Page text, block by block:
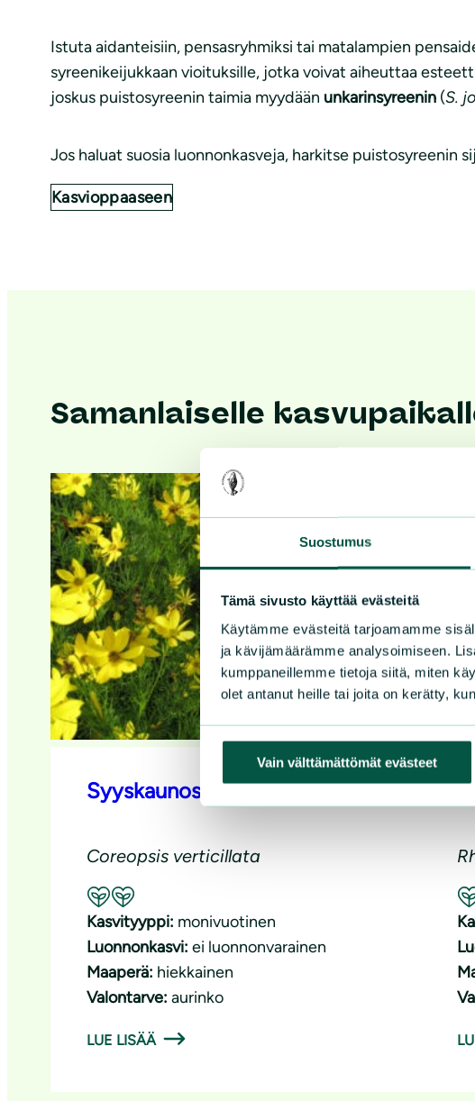
Suostumus
Tämä sivusto käyttää evästeitä
Käytämme evästeitä tarjoamamme
ja kävijämäärämme analysoimiseen.
kumppaneillemme tietoja siitä, miten
olet antanut heille tai joita on kerätty,
Vain välttämättömät evästeet
Istuta aidanteisiin, pensasryhmiksi tai matalampien
syreenikeijukkaan vioituksille, jotka voivat aiheuttaa
joskus puistosyreenin taimia myydään unkarinsyreenin (S.
Jos haluat suosia luonnonkasveja, harkitse puistosyreenin
Kasvioppaaseen
Samanlaiselle
Syyskaunosilmä
Coreopsis verticillata
Suositeltavuus: Hyvä pölyttäjäkasvi
Kasvityyppi: monivuotinen
Luonnonkasvi: ei luonnonvarainen
Maaperä: hiekkainen
Valontarve: aurinko
LUE LISÄÄ